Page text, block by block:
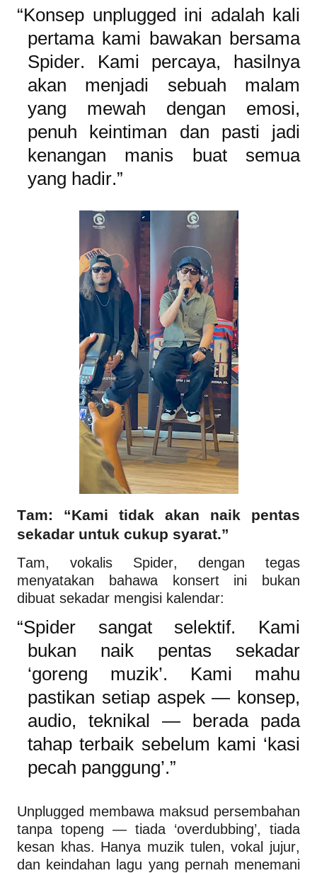
“Konsep unplugged ini adalah kali
pertama kami bawakan bersama
Spider. Kami percaya, hasilnya
akan menjadi sebuah malam
yang mewah dengan emosi,
penuh keintiman dan pasti jadi
kenangan manis buat semua
yang hadir.”
Tam: “Kami tidak akan naik pentas
sekadar untuk cukup syarat.”
Tam, vokalis Spider, dengan tegas
menyatakan bahawa konsert ini bukan
dibuat sekadar mengisi kalendar:
“Spider sangat selektif. Kami
bukan naik pentas sekadar
‘goreng muzik’. Kami mahu
pastikan setiap aspek — konsep,
audio, teknikal — berada pada
tahap terbaik sebelum kami ‘kasi
pecah panggung’.”
Unplugged membawa maksud persembahan
tanpa topeng — tiada ‘overdubbing’, tiada
kesan khas. Hanya muzik tulen, vokal jujur,
dan keindahan lagu yang pernah menemani